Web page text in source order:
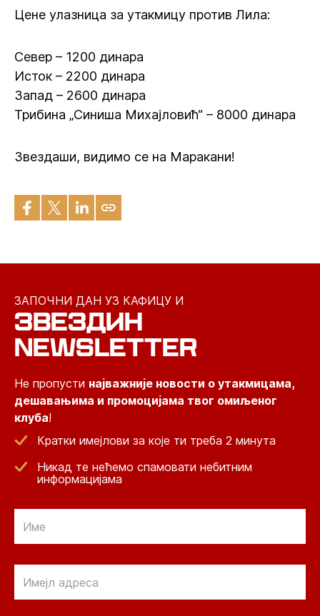
Цене улазница за утакмицу против Лила:
Север – 1200 динара
Исток – 2200 динара
Запад – 2600 динара
Трибина „Синиша Михајловић“ – 8000 динара
Звездаши, видимо се на Маракани!
ЗАПОЧНИ ДАН УЗ КАФИЦУ И
ЗВЕЗДИН
NEWSLETTER
Не пропусти најважније новости о утакмицама,
дешавањима и промоцијама твог омиљеног
клуба!
Кратки имејлови за које ти треба 2 минута
Никад те нећемо спамовати небитним
информацијама